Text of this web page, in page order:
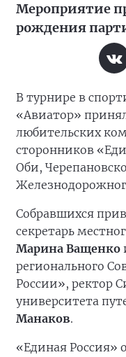
Мероприятие
рождения
В турнире в
«Авиатор»
любительских
сторонников
Оби,
Собравшихся
секретарь
Марина Ващенко
регионального
России», ректор
университета
Манаков.
«Единая Россия»